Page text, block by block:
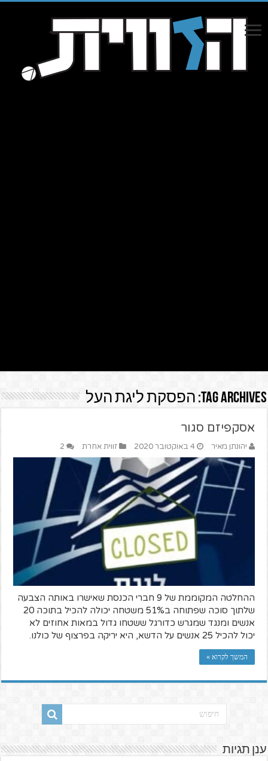
Tag Archives: הפסקת ליגת העל
אסקפיזם סגור
יהונתן מאיר 4 באוקטובר 2020 זווית אחרת 2
ההחלטה המקוממת של 9 חברי הכנסת שאישרו באותה הצבעה
שלתוך סוכה שפתוחה ב51% משטחה יכולה להכיל בתוכה 20
אנשים ומנגד שמגרש כדורגל ששטחו גדול במאות אחוזים לא
יכול להכיל 25 אנשים על הדשא, היא יריקה בפרצוף של כולנו.
המשך לקרוא »
ענן תגיות